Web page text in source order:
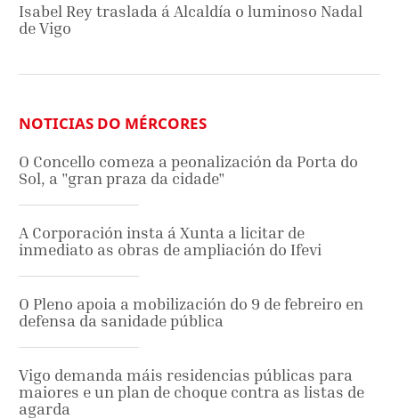
Isabel Rey traslada á Alcaldía o luminoso Nadal
de Vigo
NOTICIAS DO MÉRCORES
O Concello comeza a peonalización da Porta do
Sol, a "gran praza da cidade"
A Corporación insta á Xunta a licitar de
inmediato as obras de ampliación do Ifevi
O Pleno apoia a mobilización do 9 de febreiro en
defensa da sanidade pública
Vigo demanda máis residencias públicas para
maiores e un plan de choque contra as listas de
agarda